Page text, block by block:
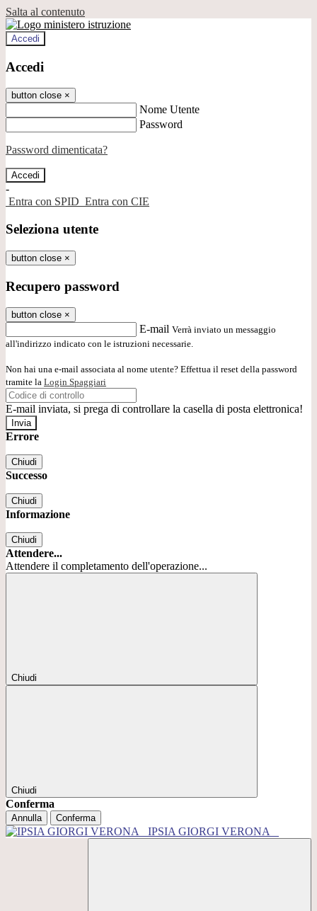
Salta al contenuto
Accedi
Accedi
button close ×
Nome Utente
Password
Password dimenticata?
-
Entra con SPID Entra con CIE
Seleziona utente
button close ×
Recupero password
button close ×
E-mail Verrà inviato un messaggio
all'indirizzo indicato con le istruzioni necessarie.
Non hai una e-mail associata al nome utente? Effettua il reset della password
tramite la Login Spaggiari
E-mail inviata, si prega di controllare la casella di posta elettronica!
Errore
Chiudi
Successo
Chiudi
Informazione
Chiudi
Attendere...
Attendere il completamento dell'operazione...
Chiudi
Chiudi
Conferma
Annulla Conferma
IPSIA GIORGI VERONA